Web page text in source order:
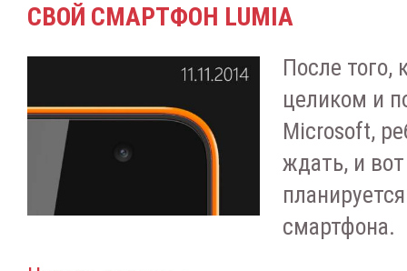
СВОЙ СМАРТФОН LUMIA
После того,
целиком и
Microsoft,
ждать, и
смартфона.